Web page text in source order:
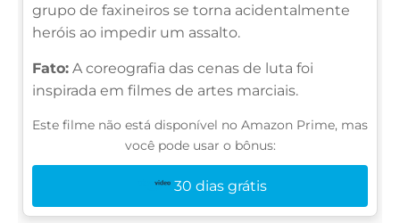
grupo de faxineiros se torna acidentalmente
heróis ao impedir um assalto.
Fato: A coreografia das cenas de luta foi
inspirada em filmes de artes marciais.
Este filme não está disponível no Amazon Prime, mas
você pode usar o bônus:
30 dias grátis